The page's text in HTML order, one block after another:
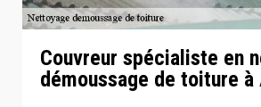
Couvreur spécialiste en
démoussage de toiture à